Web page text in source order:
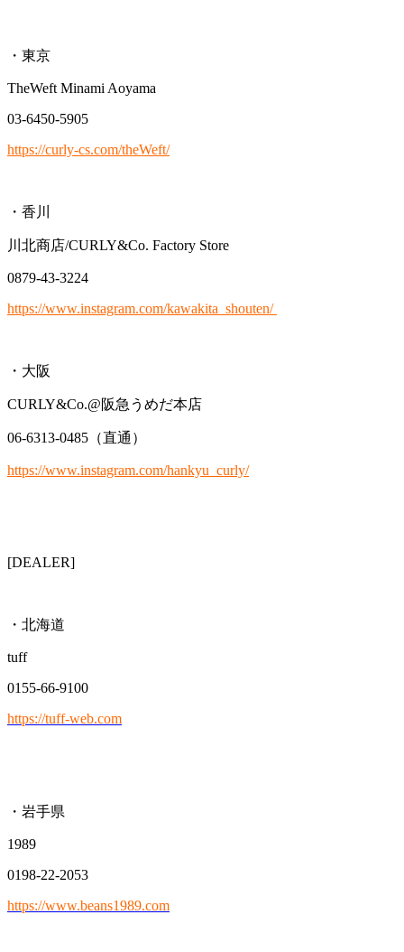
・東京
TheWeft Minami Aoyama
03-6450-5905
https://curly-cs.com/theWeft/
・香川
川北商店/CURLY&Co. Factory Store
0879-43-3224
https://www.instagram.com/kawakita_shouten/
・大阪
CURLY&Co.@阪急うめだ本店
06-6313-0485（直通）
https://www.instagram.com/hankyu_curly/
[DEALER]
・北海道
tuff
0155-66-9100
https://tuff-web.com
・岩手県
1989
0198-22-2053
https://www.beans1989.com